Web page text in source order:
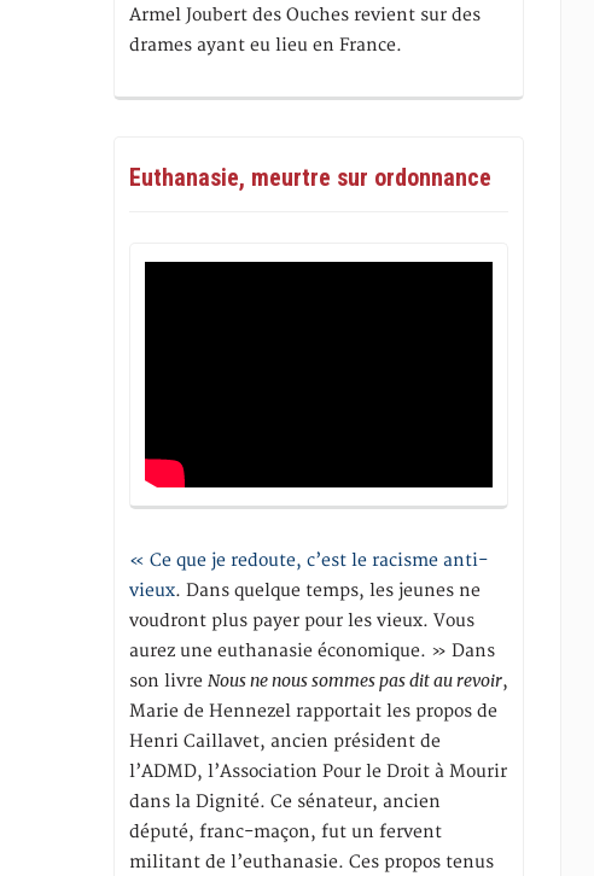
Armel Joubert des Ouches revient sur des
drames ayant eu lieu en France.
Euthanasie, meurtre sur ordonnance
« Ce que je redoute, c’est le racisme anti-
vieux. Dans quelque temps, les jeunes ne
voudront plus payer pour les vieux. Vous
aurez une euthanasie économique. » Dans
son livreNous ne nous sommes pas dit au revoir,
Marie de Hennezel rapportait les propos de
Henri Caillavet, ancien président de
l’ADMD, l’Association Pour le Droit à Mourir
dans la Dignité. Ce sénateur, ancien
député, franc-maçon, fut un fervent
militant de l’euthanasie. Ces propos tenus